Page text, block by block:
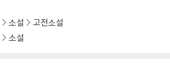
소설
고전소설
소설